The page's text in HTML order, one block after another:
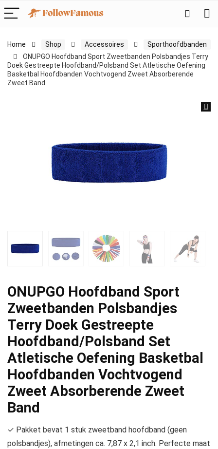
Home Shop Accessoires
Sporthoofdbanden
ONUPGO Hoofdband Sport Zweetbanden Polsbandjes Terry
Doek Gestreepte Hoofdband/Polsband Set Atletische Oefening
Basketbal Hoofdbanden Vochtvogend Zweet Absorberende
Zweet Band
ONUPGO Hoofdband Sport
Zweetbanden Polsbandjes
Terry Doek Gestreepte
Hoofdband/Polsband Set
Atletische Oefening Basketbal
Hoofdbanden Vochtvogend
Zweet Absorberende Zweet
Band
✓ Pakket bevat 1 stuk zweetband hoofdband (geen
polsbandjes), afmetingen ca. 7,87 x 2,1 inch. Perfecte maat